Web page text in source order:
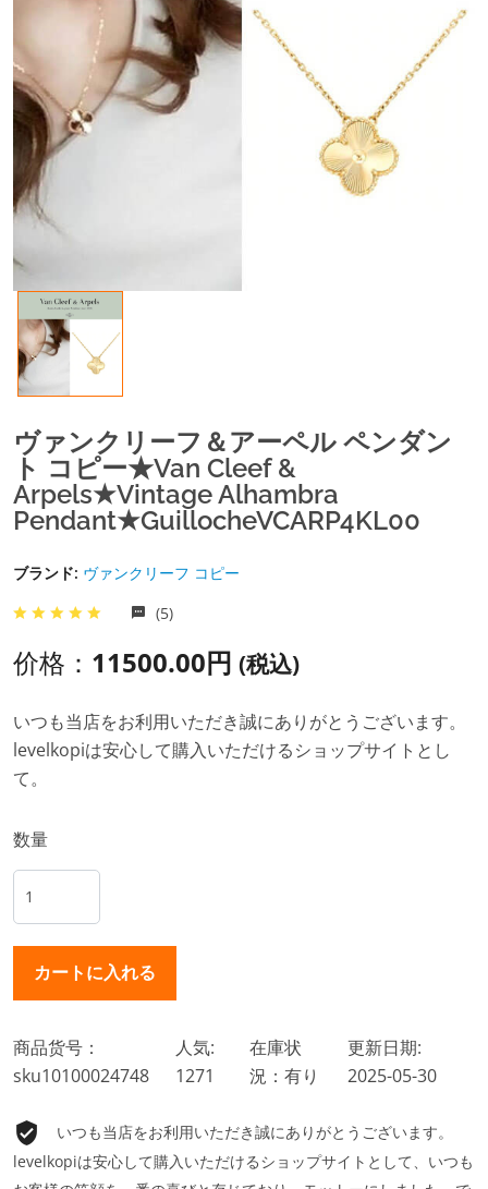
ヴァンクリーフ＆アーペル ペンダン
ト コピー★Van Cleef &
Arpels★Vintage Alhambra
Pendant★guillocheVCARP4KL00
ブランド: ヴァンクリーフ コピー
(5)
价格： 11500.00円 (税込)
いつも当店をお利用いただき誠にありがとうございます。
levelkopiは安心して購入いただけるショップサイトとし
て。
数量
商品货号：
sku10100024748
人気:
1271
在庫状
況：有り
更新日期:
2025-05-30
いつも当店をお利用いただき誠にありがとうございます。
levelkopiは安心して購入いただけるショップサイトとして、いつも